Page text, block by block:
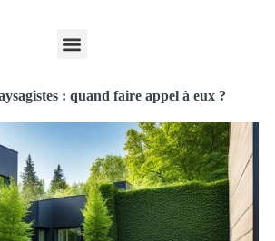
: quand faire appel à eux ?